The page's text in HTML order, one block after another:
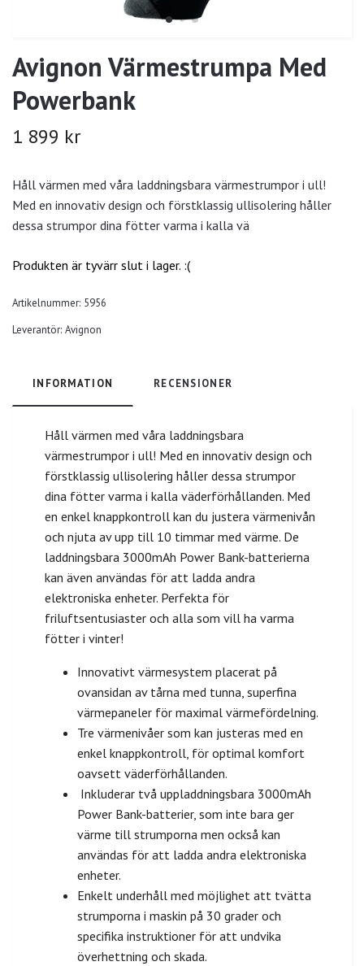
Avignon Värmestrumpa Med
Powerbank
1 899 kr
Håll värmen med våra laddningsbara värmestrumpor i ull!
Med en innovativ design och förstklassig ullisolering håller
dessa strumpor dina fötter varma i kalla vä
Produkten är tyvärr slut i lager. :(
Artikelnummer: 5956
Leverantör: Avignon
INFORMATION RECENSIONER
Håll värmen med våra laddningsbara
värmestrumpor i ull! Med en innovativ design och
förstklassig ullisolering håller dessa strumpor
dina fötter varma i kalla väderförhållanden. Med
en enkel knappkontroll kan du justera värmenivån
och njuta av upp till 10 timmar med värme. De
laddningsbara 3000mAh Power Bank-batterierna
kan även användas för att ladda andra
elektroniska enheter. Perfekta för
friluftsentusiaster och alla som vill ha varma
fötter i vinter!
Innovativt värmesystem placerat på
ovansidan av tårna med tunna, superfina
värmepaneler för maximal värmefördelning.
Tre värmenivåer som kan justeras med en
enkel knappkontroll, för optimal komfort
oavsett väderförhållanden.
Inkluderar två uppladdningsbara 3000mAh
Power Bank-batterier, som inte bara ger
värme till strumporna men också kan
användas för att ladda andra elektroniska
enheter.
Enkelt underhåll med möjlighet att tvätta
strumporna i maskin på 30 grader och
specifika instruktioner för att undvika
överhettning och skada.